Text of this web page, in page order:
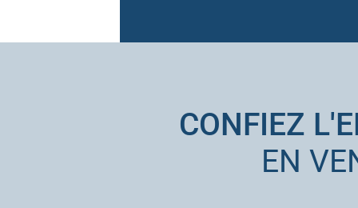
CONFIEZ
EN